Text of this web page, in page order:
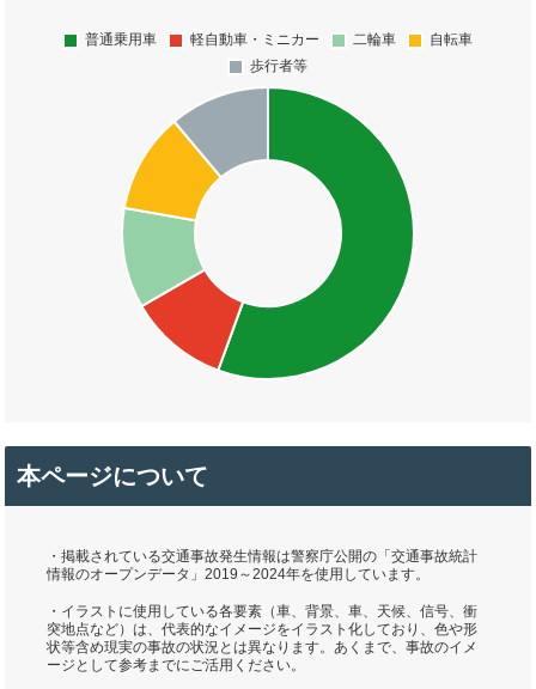
本ページについて
・掲載されている交通事故発生情報は警察庁公開の「交通事故統計
情報のオープンデータ」2019～2024年を使用しています。
・イラストに使用している各要素（車、背景、車、天候、信号、衝
突地点など）は、代表的なイメージをイラスト化しており、色や形
状等含め現実の事故の状況とは異なります。あくまで、事故のイメ
ージとして参考までにご活用ください。